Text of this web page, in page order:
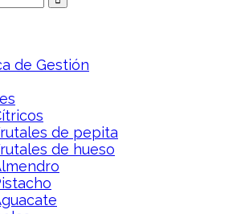
de Gestión
de pepita
de hueso